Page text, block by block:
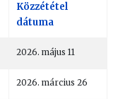
Közzététel
dátuma
2026. május 11
2026. március 26